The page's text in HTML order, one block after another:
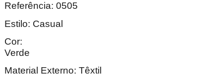
Referência: 0505
Estilo: Casual
Cor:
Material Externo: Têxtil